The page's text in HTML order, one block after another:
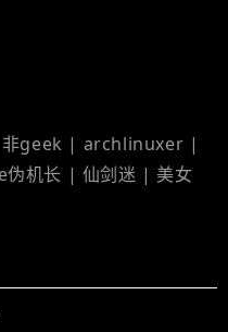
geek | archlinuxer |
机长 | 仙剑迷 | 美女